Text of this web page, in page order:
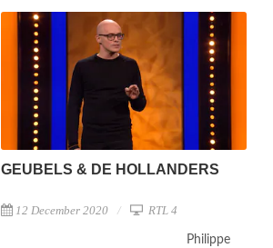
GEUBELS & DE HOLLANDERS
12 December 2020 RTL 4
Philippe